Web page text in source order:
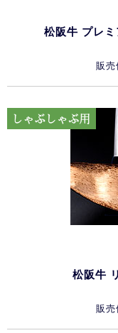
松阪牛 プレ
販売
松阪牛
販売